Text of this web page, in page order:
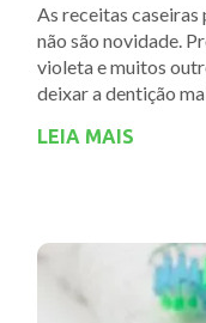
As receitas
não são novidade.
violeta e muitos
deixar a dentição
LEIA MAIS